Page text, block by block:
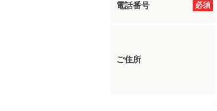
必須
電話番号
ご住所